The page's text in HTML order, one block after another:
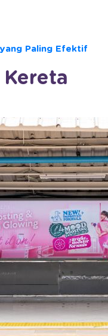
Paling Efektif